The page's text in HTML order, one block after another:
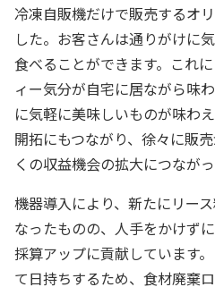
冷凍自販機だけで販売するオ
した。お客さんは通りがけに
食べることができます。これ
ィー気分が自宅に居ながら味
に気軽に美味しいものが味わ
開拓にもつながり、徐々に販
くの収益機会の拡大につながっ
機器導入により、新たにリー
なったものの、人手をかけず
採算アップに貢献しています
て日持ちするため、食材廃棄